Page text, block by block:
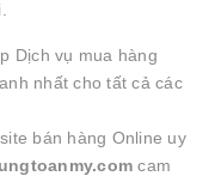
Dịch vụ mua hàng
nhất cho tất cả các
bán hàng Online uy
cam